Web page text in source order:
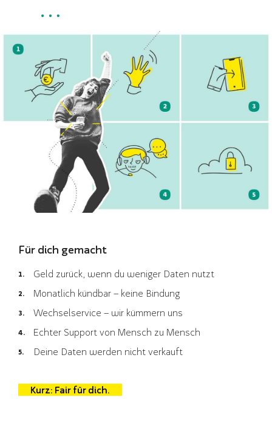
Für dich gemacht
Geld zurück, wenn du weniger Daten nutzt
Monatlich kündbar – keine Bindung
Wechselservice – wir kümmern uns
Echter Support von Mensch zu Mensch
Deine Daten werden nicht verkauft
Kurz: Fair für dich.